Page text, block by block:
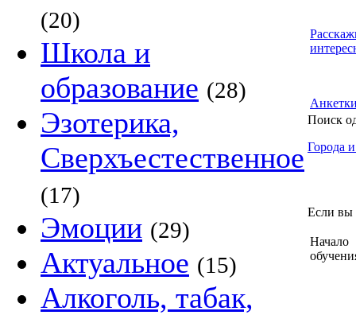
(20)
Школа и
образование (28)
Эзотерика,
Сверхъестественное
(17)
Эмоции (29)
Актуальное (15)
Алкоголь, табак,
Поиск
Города
Если вы
Начало